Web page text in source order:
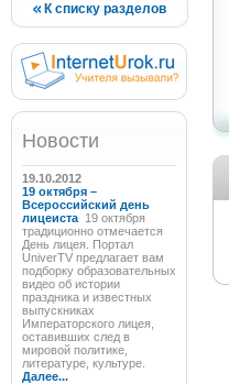
К списку разделов
Новости
19.10.2012
19 октября –
Всероссийский день
лицеиста 19 октября
традиционно отмечается
День лицея. Портал
UniverTV предлагает вам
подборку образовательных
видео об истории
праздника и известных
выпускниках
Императорского лицея,
оставивших след в
мировой политике,
литературе, культуре.
Далее...